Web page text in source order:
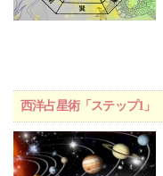
西洋占星術「ステップ1